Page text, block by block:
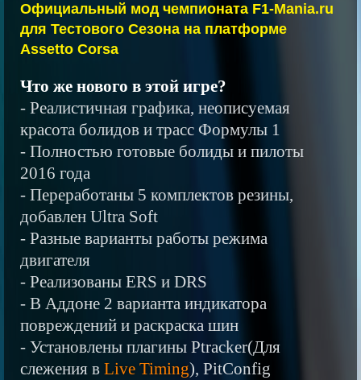
Официальный мод чемпионата F1-Mania.ru
для Тестового Сезона на платформе
Assetto Corsa
Что же нового в этой игре?
- Реалистичная графика, неописуемая
красота болидов и трасс Формулы 1
- Полностью готовые болиды и пилоты
2016 года
- Переработаны 5 комплектов резины,
добавлен Ultra Soft
- Разные варианты работы режима
двигателя
- Реализованы ERS и DRS
- В Аддоне 2 варианта индикатора
повреждений и раскраска шин
- Установлены плагины Ptracker(Для
слежения в Live Timing), PitConfig